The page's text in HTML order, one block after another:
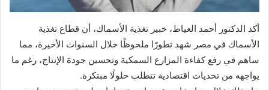
أكد الدكتور أحمد العياط، خبير تغذية الأسماك، أن قطاع تغذية
الأسماك في مصر شهد تطورًا ملحوظًا خلال السنوات الأخيرة، مما
ساهم في رفع كفاءة المزارع السمكية وتحسين جودة الإنتاج، رغم ما
يواجهه من تحديات اقتصادية تتطلب حلولًا مبتكرة.